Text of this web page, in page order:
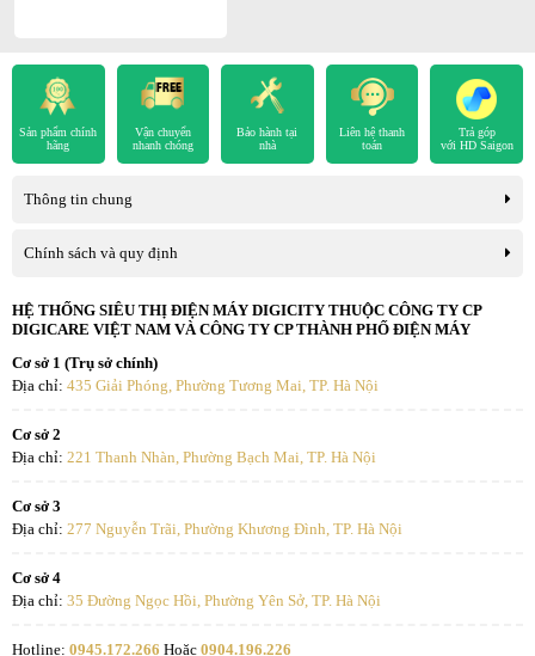
Sử dụng Điều hòa SK Tokyo hàng ngày, người dùng sẽ cảm nhận
được sự khác biệt từ luồng gió. Không còn cảm giác gió buốt cục
bộ, thay vào đó là sự lan tỏa hơi lạnh hoặc hơi ấm đều khắp căn
phòng. Với lưu lượng gió lên tới 1215 m3/h, ngay cả những góc xa
nhất trong phòng cũng được làm mát nhanh chóng. Đặc biệt, tính
năng ECO giúp kiểm soát điện năng tiêu thụ một cách chủ động,
điểm nắng nóng.
Đánh giá mức độ xứng đáng đầu tư
Với mức công suất 24000 BTU, đây là một khoản đầu tư không
nhỏ. Tuy nhiên, nếu xét về giá trị sử dụng lâu dài, SK Tokyo
được một thiết bị hai chiều mạnh mẽ, vận hành ổn định và tiết kiệm
điện đạt chuẩn 5 sao. Đây không chỉ là mua một chiếc điều hòa, mà
Thẩm mỹ tinh tế và trải nghiệm người
dùng hoàn hảo
Sản phẩm chính
hãng
Vận chuyển
nhanh chóng
Bảo hành tại
nhà
Liên hệ thanh
toán
Trả góp
với HD Saigon
Thông tin chung
Chính sách và quy định
HỆ THỐNG SIÊU THỊ ĐIỆN MÁY DIGICITY THUỘC CÔNG TY CP
DIGICARE VIỆT NAM VÀ CÔNG TY CP THÀNH PHỐ ĐIỆN MÁY
Cơ sở 1 (Trụ sở chính)
Địa chỉ: 435 Giải Phóng, Phường Tương Mai, TP. Hà Nội
Cơ sở 2
Địa chỉ: 221 Thanh Nhàn, Phường Bạch Mai, TP. Hà Nội
Cơ sở 3
Địa chỉ: 277 Nguyễn Trãi, Phường Khương Đình, TP. Hà Nội
Cơ sở 4
Địa chỉ: 35 Đường Ngọc Hồi, Phường Yên Sở, TP. Hà Nội
Hotline: 0945.172.266 Hoặc 0904.196.226